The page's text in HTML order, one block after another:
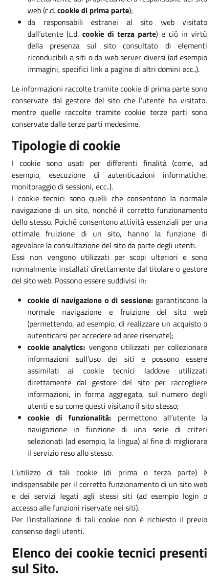
web (c.d.cookie di prima parte);
da responsabili estranei al sito web visitato
dall’utente (c.d. cookie di terza parte) e ciò in virtù
della presenza sul sito consultato di elementi
riconducibili a siti o da web server diversi (ad esempio
immagini, specifici link a pagine di altri domini ecc..).
Le informazioni raccolte tramite cookie di prima parte sono
conservate dal gestore del sito che l’utente ha visitato,
mentre quelle raccolte tramite cookie terze parti sono
conservate dalle terze parti medesime.
Tipologie di cookie
I cookie sono usati per differenti finalità (come, ad
esempio, esecuzione di autenticazioni informatiche,
monitoraggio di sessioni, ecc..).
I cookie tecnici sono quelli che consentono la normale
navigazione di un sito, nonché il corretto funzionamento
dello stesso. Poiché consentono attività essenziali per una
ottimale fruizione di un sito, hanno la funzione di
agevolare la consultazione del sito da parte degli utenti.
Essi non vengono utilizzati per scopi ulteriori e sono
normalmente installati direttamente dal titolare o gestore
del sito web. Possono essere suddivisi in:
cookie di navigazione o di sessione:garantiscono la
normale navigazione e fruizione del sito web
(permettendo, ad esempio, di realizzare un acquisto o
autenticarsi per accedere ad aree riservate);
cookie analytics: vengono utilizzati per collezionare
informazioni sull’uso dei siti e possono essere
assimilati ai cookie tecnici laddove utilizzati
direttamente dal gestore del sito per raccogliere
informazioni, in forma aggregata, sul numero degli
utenti e su come questi visitano il sito stesso;
cookie di funzionalità: permettono all’utente la
navigazione in funzione di una serie di criteri
selezionati (ad esempio, la lingua) al fine di migliorare
il servizio reso allo stesso.
L’utilizzo di tali cookie (di prima o terza parte) è
indispensabile per il corretto funzionamento di un sito web
e dei servizi legati agli stessi siti (ad esempio login o
accesso alle funzioni riservate nei siti).
Per l’installazione di tali cookie non è richiesto il previo
consenso degli utenti.
Elenco dei cookie tecnici presenti
sul Sito.